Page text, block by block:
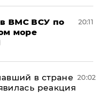
ВМС ВСУ по
море
20:11
в стране
реакция
20:02